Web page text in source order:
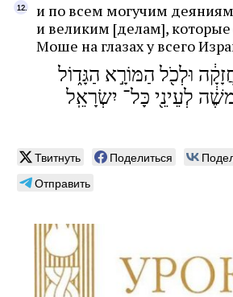
и по всем могучим
и великим [делам],
Моше на глазах у всего
וּלְכֹ֖ל הַמּוֹרָ֣א הַגָּד֑וֹל
לְעֵינֵ֖י כָּל־ יִשְׂרָאֵֽל
Твитнуть Поделиться
Отправить